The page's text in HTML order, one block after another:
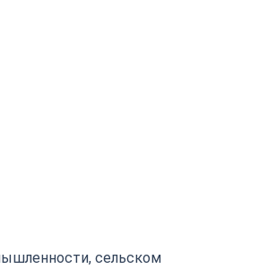
сельском